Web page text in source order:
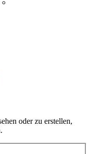
oder zu erstellen,